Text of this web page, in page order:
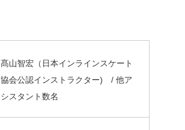
髙山智宏（日本インラインスケート
協会公認インストラクター) / 他ア
シスタント数名